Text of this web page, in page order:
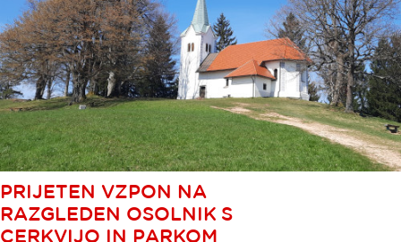
PRIJETEN VZPON NA
RAZGLEDEN OSOLNIK S
CERKVIJO IN PARKOM